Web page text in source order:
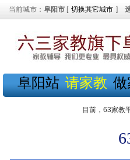
当前城市： 阜阳市 [ 切换其它城市 ]
阜阳站 请家教 做
目前，63家教